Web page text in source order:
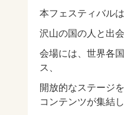
本フェスティバル
沢山の国の人と出
会場には、世界各
ス、
開放的なステージ
コンテンツが集結